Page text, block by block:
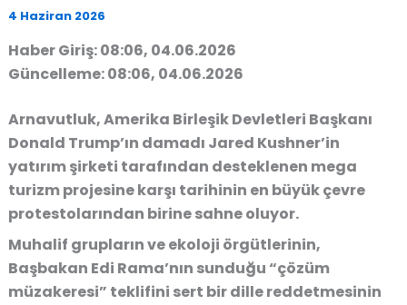
4 Haziran 2026
Haber Giriş: 08:06, 04.06.2026
Güncelleme: 08:06, 04.06.2026
Arnavutluk,Amerika Birleşik Devletleri Başkanı
Donald Trump’ın damadı Jared Kushner’in
yatırım şirketi tarafından desteklenen mega
turizm projesine karşı tarihinin en büyük çevre
protestolarından birine sahne oluyor.
Muhalif grupların ve ekoloji örgütlerinin,
Başbakan Edi Rama’nın sunduğu “çözüm
müzakeresi” teklifini sert bir dille reddetmesinin